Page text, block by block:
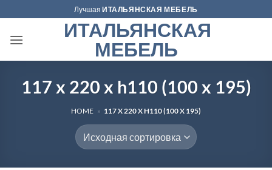
to
content
ЛучшаяИТАЛЬЯНСКАЯ МЕБЕЛЬ
ИТАЛЬЯНСКАЯ
МЕБЕЛЬ
117 x 220 x h110 (100 x 195)
HOME » 117 X 220 X H110 (100 X 195)